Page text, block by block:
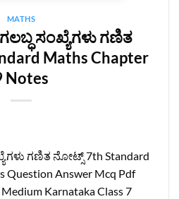
MATHS
ಸಂಖ್ಯೆಗಳು ಗಣಿತ
Maths Chapter
Notes
ಗಣಿತ ನೋಟ್ಸ್ 7th Standard
Question Answer Mcq Pdf
Karnataka Class 7